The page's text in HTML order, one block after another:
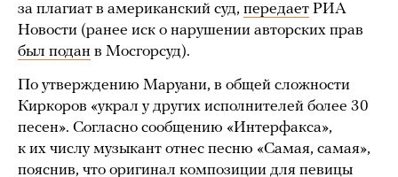
за плагиат в американский суд, передает РИА
Новости (ранее иск о нарушении авторских прав
был подан в Мосгорсуд).
По утверждению Маруани, в общей сложности
Киркоров «украл у других исполнителей более 30
песен». Согласно сообщению «Интерфакса»,
к их числу музыкант отнес песню «Самая, самая»,
пояснив, что оригинал композиции для певицы